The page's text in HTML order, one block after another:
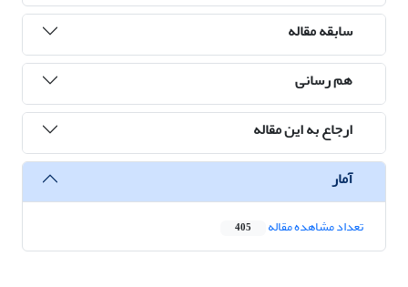
سابقه مقاله
هم رسانی
ارجاع به این مقاله
آمار
تعداد مشاهده مقاله 405